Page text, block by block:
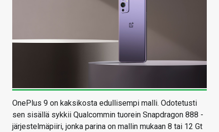
OnePlus 9 on kaksikosta edullisempi malli. Odotetusti
sen sisällä sykkii Qualcommin tuorein Snapdragon 888 -
järjestelmäpiiri, jonka parina on mallin mukaan 8 tai 12 Gt